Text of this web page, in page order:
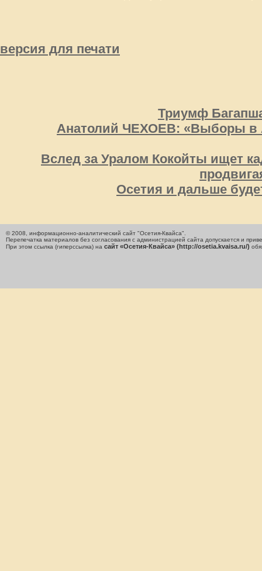
версия для печати
Триумф
Анатолий ЧЕХОЕВ: «Выборы в
Вслед за Уралом Кокойты ищет
Осетия и дальше
© 2008, информационно-аналитический сайт "Осетия-Квайса".
Перепечатка материалов без согласования с администрацией сайта допускается и
При этом ссылка (гиперссылка) на сайт «Осетия-Квайса» (http://osetia.kvaisa.ru/)